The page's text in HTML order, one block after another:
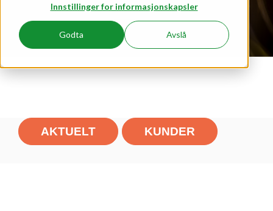
Innstillinger for informasjonskapsler
Godta Avslå
AKTUELT KUNDER